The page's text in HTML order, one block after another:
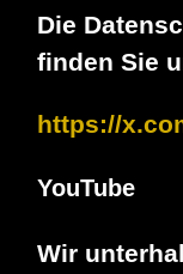
Die
finden Sie
https://
YouTube
Wir